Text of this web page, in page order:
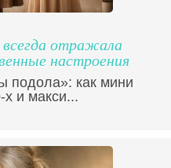
отражала
настроения
подола»: как мини
и макси...